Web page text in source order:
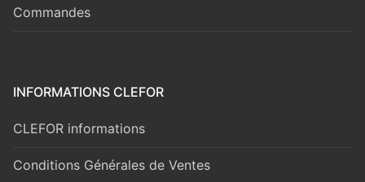
Commandes
INFORMATIONS CLEFOR
CLEFOR informations
Conditions Générales de Ventes